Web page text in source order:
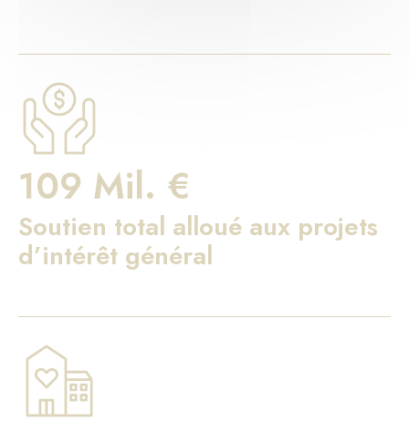
109 Mil. €
Soutien total alloué aux projets
d’intérêt général